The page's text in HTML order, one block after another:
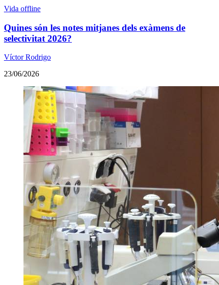
Vida offline
Quines són les notes mitjanes dels exàmens de
selectivitat 2026?
Víctor Rodrigo
23/06/2026